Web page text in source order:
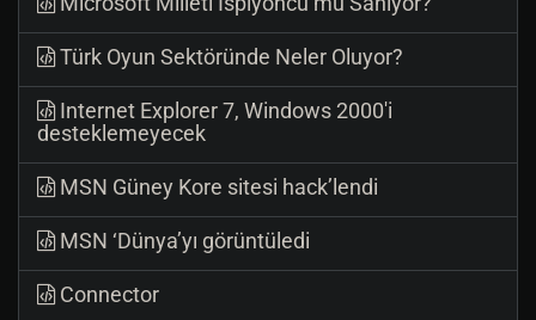
Türk Oyun Sektöründe Neler Oluyor?
Internet Explorer 7, Windows 2000'i
desteklemeyecek
MSN Güney Kore sitesi hack’lendi
MSN ‘Dünya’yı görüntüledi
Connector